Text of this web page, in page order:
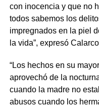
con inocencia y que no
todos sabemos los
impregnados en la piel
la vida”, expresó
“Los hechos en su
aprovechó de la
cuando la madre no
abusos cuando los